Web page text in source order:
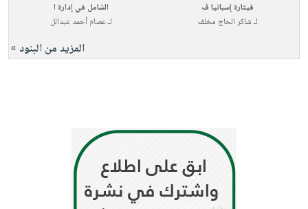
قيثارة إسبانيا ف
لـشاكر الحاج مخلف
الشامل في إدارة ا
لـعصام أحمد عبدالل
المزيد من البنود »